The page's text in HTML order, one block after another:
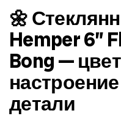
🌼
Hemper 6”
Bong —
детали